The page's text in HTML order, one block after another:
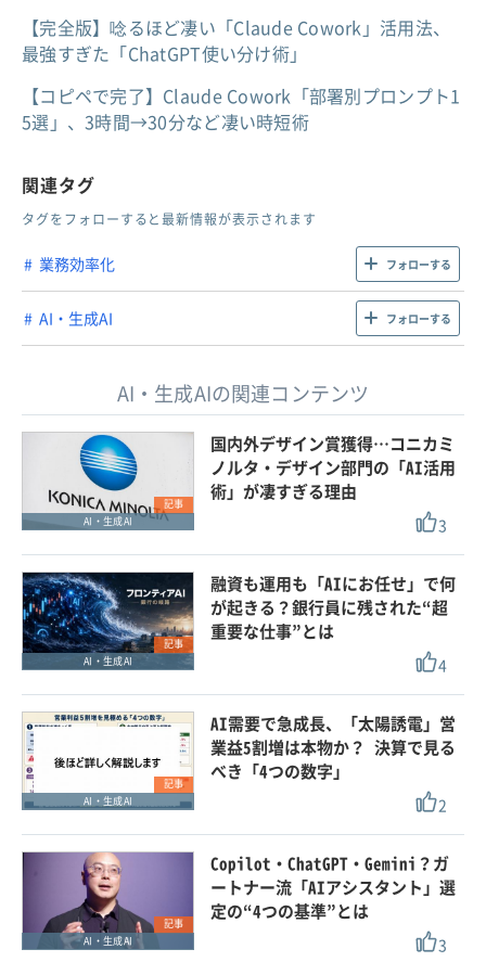
【完全版】唸るほど凄い「Claude Cowork」活用法、
最強すぎた「ChatGPT使い分け術」
【コピペで完了】Claude Cowork「部署別プロンプト1
5選」、3時間→30分など凄い時短術
関連タグ
タグをフォローすると最新情報が表示されます
業務効率化 フォローする
AI・生成AI フォローする
AI・生成AIの関連コンテンツ
記事
AI・生成AI
国内外デザイン賞獲得…コニカミ
ノルタ・デザイン部門の「AI活用
術」が凄すぎる理由
3
記事
AI・生成AI
融資も運用も「AIにお任せ」で何
が起きる？銀行員に残された“超
重要な仕事”とは
4
記事
AI・生成AI
AI需要で急成長、「太陽誘電」営
業益5割増は本物か？ 決算で見る
べき「4つの数字」
2
記事
AI・生成AI
Copilot・ChatGPT・Gemini？ガ
ートナー流「AIアシスタント」選
定の“4つの基準”とは
3